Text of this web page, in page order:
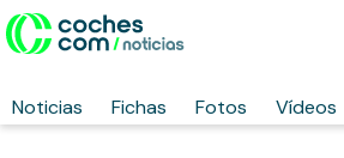
Noticias Fichas Fotos Vídeos